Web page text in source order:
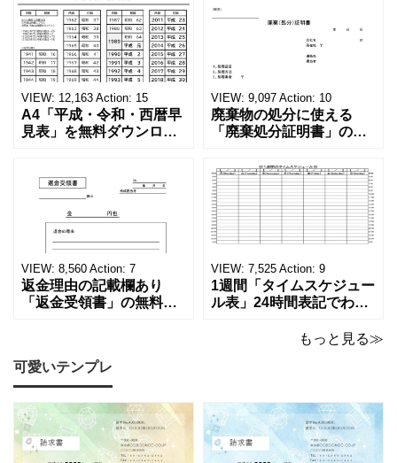
VIEW: 12,163 Action: 15
A4「平成・令和・西暦早
見表」を無料ダウンロー
る！印刷可能な一覧表！
印刷可能な平成・令和・
西暦早見表を無料ダウン
ロードでご利用いただけ
ます。 パソコンに保存し
ていただくか、A4サイズ
でコピーしてご
VIEW: 9,097 Action: 10
廃棄物の処分に使える
「廃棄処分証明書」の無
ーカーの代理店、回収業
者へおすすめ！(Excel・
Word・PDF)正しく廃棄
されたことを証明する書
類「廃棄処分証明書」の
テンプレートです。 量販
店や家電メーカーの代理
店、回収
VIEW: 8,560 Action: 7
返金理由の記載欄あり
「返金受領書」の無料テ
め！過払い･誤入金などが
発生した際にも使える、
モノクロでシンプルな
「返金領収書」のテンプ
レートとなります。 A4縦
型サイズで用紙に印
VIEW: 7,525 Action: 9
1週間「タイムスケジュー
ル表」24時間表記でわか
ト！A4横型ExcelやWord
表になります。 A4横型サ
イズの無料テンプレート
で、Excel・Wo
もっと見る≫
可愛いテンプレ